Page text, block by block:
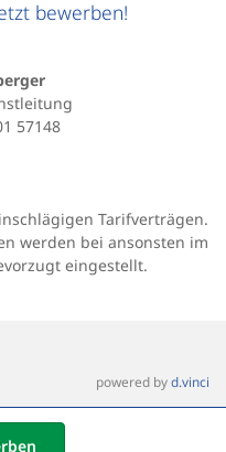
bewerben!
57148
Tarifverträgen.
werden bei ansonsten im
eingestellt.
powered byd.vinci